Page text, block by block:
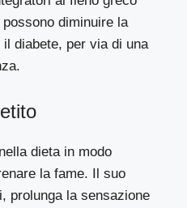
diminuire la
diabete, per via di una
dieta in modo
la fame. Il suo
prolunga la sensazione